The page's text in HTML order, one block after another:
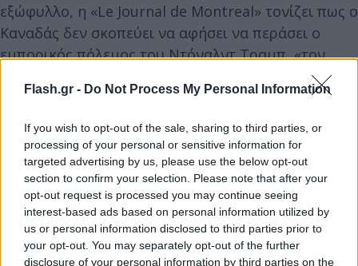
Flash.gr - Do Not Process My Personal Information
If you wish to opt-out of the sale, sharing to third parties, or
processing of your personal or sensitive information for
targeted advertising by us, please use the below opt-out
section to confirm your selection. Please note that after your
opt-out request is processed you may continue seeing
interest-based ads based on personal information utilized by
us or personal information disclosed to third parties prior to
your opt-out. You may separately opt-out of the further
disclosure of your personal information by third parties on the
εξώφυλλο, η «Le Journal de Montreal» τονίζει πως ο
Καναδάς δεν σκοπεύει να αφήσει να περάσει ο
εμπορικός πόλεμος του Ντόναλντ Τραμπ, «τον
οποίο κανένας δεν μοιάζει να θέλει, εκτός από
εκείνον, ούτε εδώ ούτε στις Ηνωμένες Πολιτείες».
Ο συντάκτης παραπέμπει στο άρθρο της «Wall
Street Journal» με τίτλο «Ο πιο ηλίθιος εμπορικός
πόλεμος στην Ιστορία», στο οποίο η μεγάλη
οικονομική εφημερίδα των ΗΠΑ προσάπτει στον
Αμερικανό πρόεδρο ότι σέρνει τη χώρα του σε
αυτόν τον παράλογο πόλεμο.